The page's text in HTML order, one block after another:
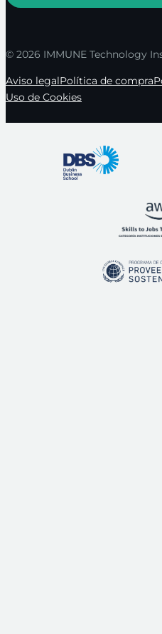
© 2026 IMMUNE Technology
Aviso legalPolítica de compra
Uso de Cookies